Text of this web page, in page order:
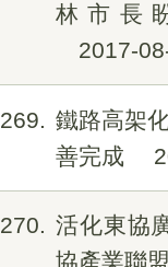
林市長
2017-
269
鐵路高架
善完成
270
活化東協
協產業聯盟